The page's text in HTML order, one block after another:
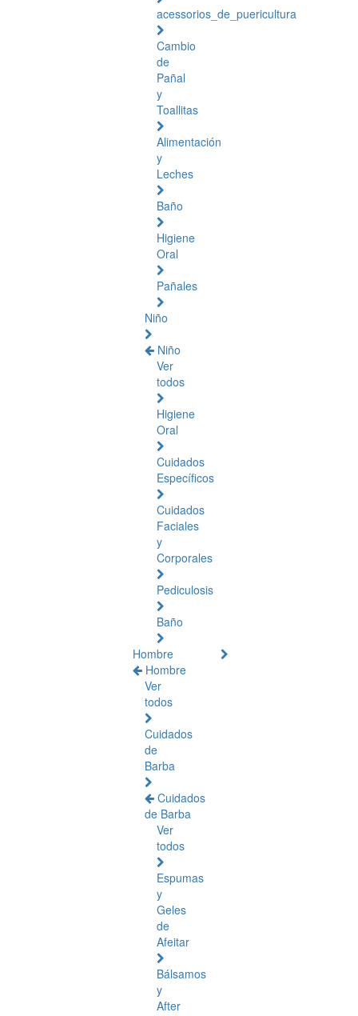
acessorios_de_puericultura
Cambio
de
Pañal
y
Toallitas
Alimentación
y
Leches
Baño
Higiene
Oral
Pañales
Niño
Niño
Ver
todos
Higiene
Oral
Cuidados
Específicos
Cuidados
Faciales
y
Corporales
Pediculosis
Baño
Hombre
Hombre
Ver
todos
Cuidados
de
Barba
Cuidados
de Barba
Ver
todos
Espumas
y
Geles
de
Afeitar
Bálsamos
y
After